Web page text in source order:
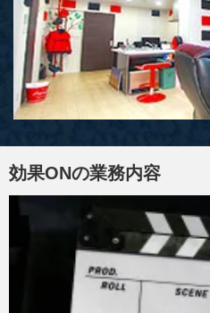
効果ONの業務内容